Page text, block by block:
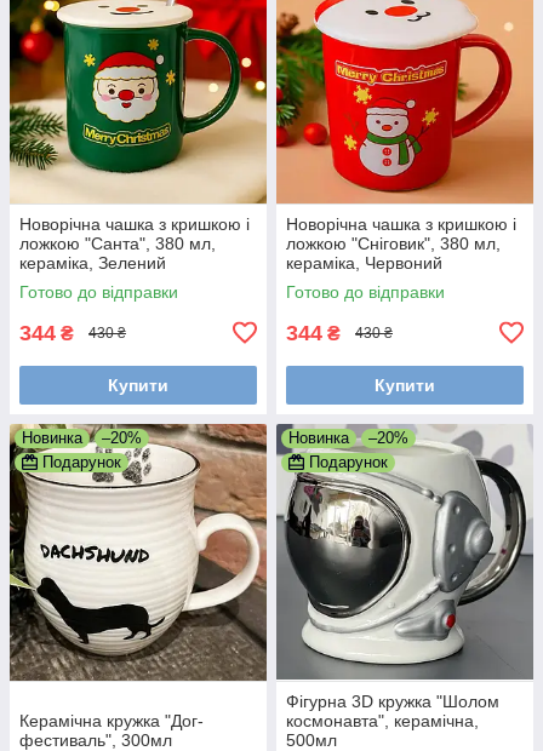
Новорічна чашка з кришкою і
ложкою "Санта", 380 мл,
кераміка, Зелений
Готово до відправки
344 ₴ 430 ₴
Купити
Новорічна чашка з кришкою і
ложкою "Сніговик", 380 мл,
кераміка, Червоний
Готово до відправки
344 ₴ 430 ₴
Купити
Новинка
–20%
Подарунок
Керамічна кружка "Дог-
фестиваль", 300мл
Новинка
–20%
Подарунок
Фігурна 3D кружка "Шолом
космонавта", керамічна,
500мл